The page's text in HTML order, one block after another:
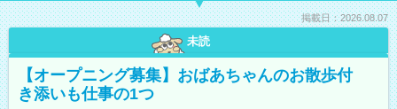
掲載日：2026.08.07
未読
【オープニング募集】おばあちゃんのお散歩付
き添いも仕事の1つ